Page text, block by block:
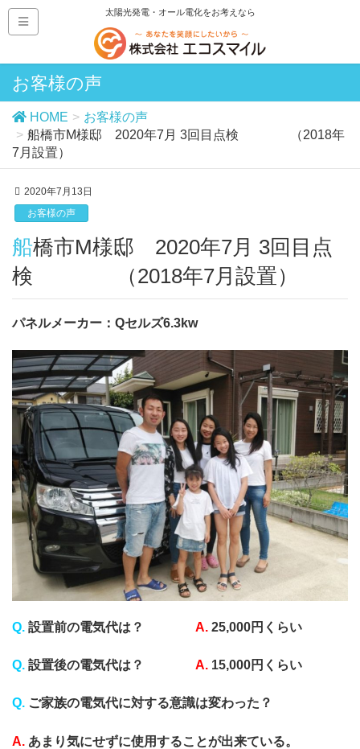
太陽光発電・オール電化をお考えなら
お客様の声
HOME
お客様の声
船橋市M様邸 2020年7月 3回目点検 （2018年
7月設置）
2020年7月13日
お客様の声
船橋市M様邸 2020年7月 3回目点
検 （2018年7月設置）
パネルメーカー：Qセルズ6.3kw
Q. 設置前の電気代は？ A. 25,000円くらい
Q. 設置後の電気代は？ A. 15,000円くらい
Q. ご家族の電気代に対する意識は変わった？
A. あまり気にせずに使用することが出来ている。